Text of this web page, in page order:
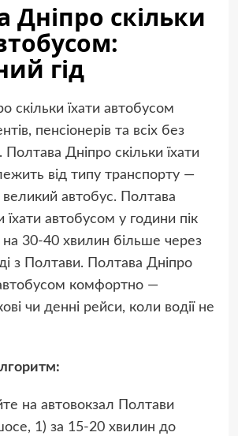
Дніпро скільки
гід
скільки їхати автобусом
пенсіонерів та всіх без
Полтава Дніпро скільки їхати
від типу транспорту —
автобус. Полтава
їхати автобусом у години пік
30-40 хвилин більше через
з Полтави. Полтава Дніпро
автобусом комфортно —
чи денні рейси, коли водії не
на автовокзал Полтави
1) за 15-20 хвилин до